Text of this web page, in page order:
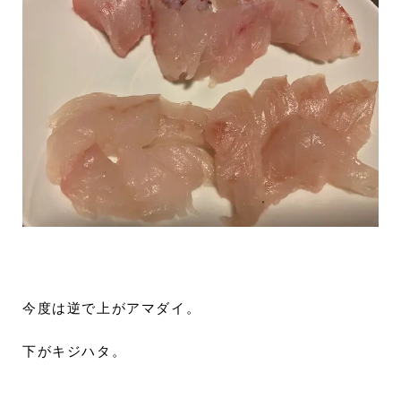
今度は逆で上がアマダイ。
下がキジハタ。